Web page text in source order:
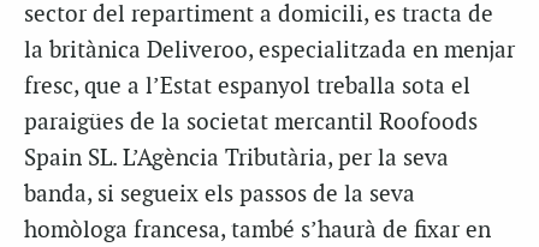
sector del repartiment a domicili, es tracta de
la britànica Deliveroo, especialitzada en menjar
fresc, que a l’Estat espanyol treballa sota el
paraigües de la societat mercantil Roofoods
Spain SL. L’Agència Tributària, per la seva
banda, si segueix els passos de la seva
homòloga francesa, també s’haurà de fixar en